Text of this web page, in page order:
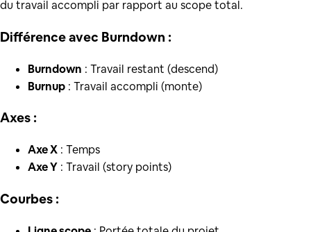
du travail accompli par rapport au scope total.
Différence avec Burndown :
Burndown : Travail restant (descend)
Burnup : Travail accompli (monte)
Axes :
Axe X : Temps
Axe Y : Travail (story points)
Courbes :